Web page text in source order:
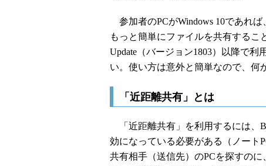
参加者のPCがWindows 10であれば
もっと簡単にファイルを共有するこ
Update（バージョン1803）以降で
い。使い方は意外と簡単なので、何
「近距離共有」とは
「近距離共有」を利用するには、
効になっている必要がある（ノート
共有相手（送信先）のPCを探すの